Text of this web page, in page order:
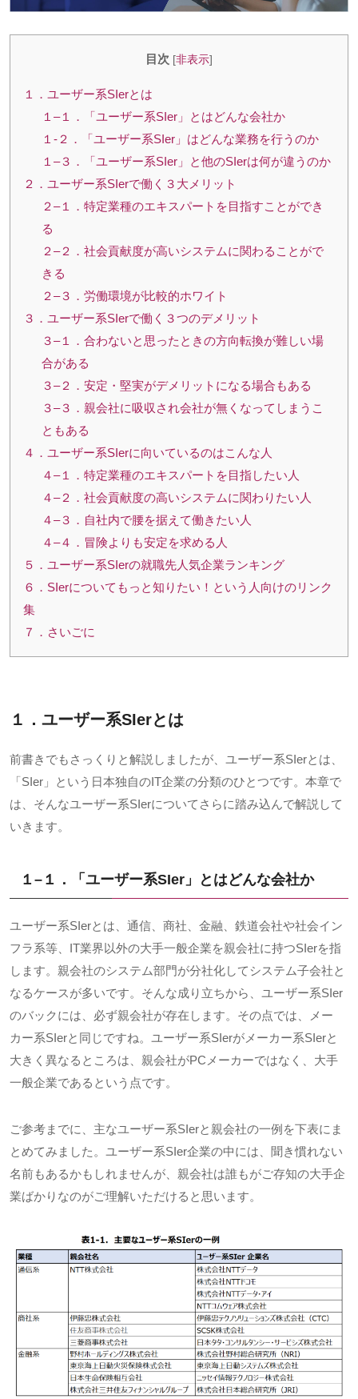
目次 [非表示]
１．ユーザー系SIerとは
１–１．「ユーザー系SIer」とはどんな会社か
１-２．「ユーザー系SIer」はどんな業務を行うのか
１–３．「ユーザー系SIer」と他のSIerは何が違うのか
２．ユーザー系SIerで働く３大メリット
２–１．特定業種のエキスパートを目指すことができ
る
２–２．社会貢献度が高いシステムに関わることがで
きる
２–３．労働環境が比較的ホワイト
３．ユーザー系SIerで働く３つのデメリット
３–１．合わないと思ったときの方向転換が難しい場
合がある
３–２．安定・堅実がデメリットになる場合もある
３–３．親会社に吸収され会社が無くなってしまうこ
ともある
４．ユーザー系SIerに向いているのはこんな人
４–１．特定業種のエキスパートを目指したい人
４–２．社会貢献度の高いシステムに関わりたい人
４–３．自社内で腰を据えて働きたい人
４–４．冒険よりも安定を求める人
５．ユーザー系SIerの就職先人気企業ランキング
６．SIerについてもっと知りたい！という人向けのリンク
集
７．さいごに
１．ユーザー系SIerとは
前書きでもさっくりと解説しましたが、ユーザー系SIerとは、
「 SIer 」という日本独自の IT企業の分類のひとつです。本章で
は、そんなユーザー系SIerについてさらに踏み込んで解説して
いきます。
１ – １．「ユーザー系SIer 」とはどんな会社か
ユーザー系SIerとは、通信、商社、金融、鉄道会社や社会イン
フラ系等、
IT業界以外の大手一般企業を親会社に持つSIerを指
します。親会社のシステム部門が分社化してシステム子会社と
なるケースが多いです。そんな成り立ちから、ユーザー系SIer
のバックには、必ず親会社が存在します。その点では、メー
カー系SIerと同じですね。ユーザー系SIerがメーカー系SIerと
大きく異なるところは、親会社がPCメーカーではなく、大手
一般企業であるという点です。
ご参考までに、主なユーザー系SIerと親会社の一例を下表にま
とめてみました。ユーザー系SIer企業の中には、聞き慣れない
名前もあるかもしれませんが、親会社は誰もがご存知の大手企
業ばかりなのがご理解いただけると思います。